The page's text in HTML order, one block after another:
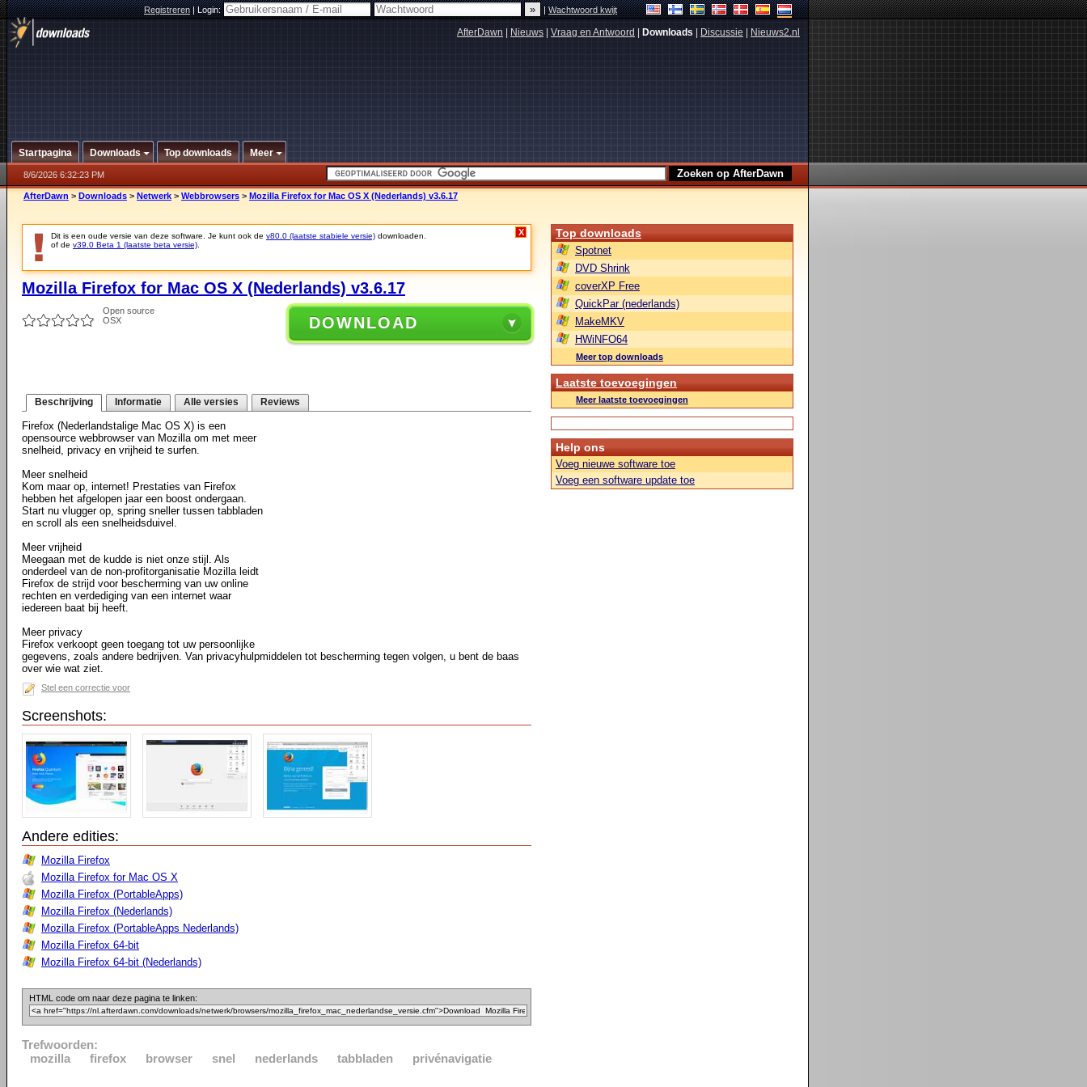
Registreren|Login: |Wachtwoord kwijt
AfterDawn Nieuws Vraag en Antwoord Downloads Discussie Nieuws2.nl
Startpagina Downloads Top downloads Meer
8/6/2026 6:32:23 PM
AfterDawn > Downloads > Netwerk > Webbrowsers > Mozilla Firefox for Mac OS X (Nederlands) v3.6.17
Dit is een oude versie van deze software. Je kunt ook de v80.0 (laatste stabiele versie) downloaden.
of de v39.0 Beta 1 (laatste beta versie)
X
Mozilla Firefox for Mac OS X (Nederlands) v3.6.17
Open source
OSX
DOWNLOAD
Beschrijving Informatie Alle versies Reviews
Firefox (Nederlandstalige Mac OS X) is een
opensource webbrowser van Mozilla om met meer
snelheid, privacy en vrijheid te surfen.
Meer snelheid
Kom maar op, internet! Prestaties van Firefox
hebben het afgelopen jaar een boost ondergaan.
Start nu vlugger op, spring sneller tussen tabbladen
en scroll als een snelheidsduivel.
Meer vrijheid
Meegaan met de kudde is niet onze stijl. Als
onderdeel van de non-profitorganisatie Mozilla leidt
Firefox de strijd voor bescherming van uw online
rechten en verdediging van een internet waar
iedereen baat bij heeft.
Meer privacy
Firefox verkoopt geen toegang tot uw persoonlijke
gegevens, zoals andere bedrijven. Van privacyhulpmiddelen tot bescherming tegen volgen, u bent de baas
over wie wat ziet.
Stel een correctie voor
Screenshots:
Andere edities:
Mozilla Firefox
Mozilla Firefox for Mac OS X
Mozilla Firefox (PortableApps)
Mozilla Firefox (Nederlands)
Mozilla Firefox (PortableApps Nederlands)
Mozilla Firefox 64-bit
Mozilla Firefox 64-bit (Nederlands)
HTML code om naar deze pagina te linken:
Trefwoorden:
mozilla
firefox browser snel nederlands tabbladen privénavigatie
Top downloads
Spotnet
DVD Shrink
coverXP Free
QuickPar (nederlands)
MakeMKV
HWiNFO64
Meer top downloads
Laatste toevoegingen
Meer laatste toevoegingen
Help ons
Voeg nieuwe software toe
Voeg een software update toe